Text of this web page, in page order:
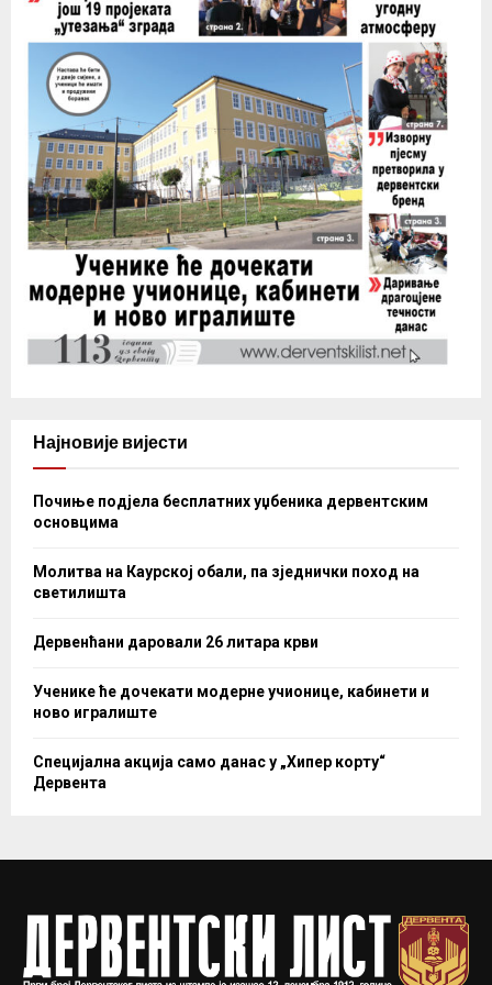
Најновије вијести
Почиње подјела бесплатних уџбеника дервентским
основцима
Молитва на Каурској обали, па зједнички поход на
светилишта
Дервенћани даровали 26 литара крви
Ученике ће дочекати модерне учионице, кабинети и
ново игралиште
Специјална акција само данас у „Хипер корту“
Дервента